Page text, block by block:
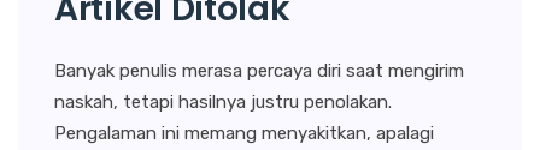
Banyak penulis merasa percaya diri saat mengirim
naskah, tetapi hasilnya justru penolakan.
Pengalaman ini memang menyakitkan, apalagi